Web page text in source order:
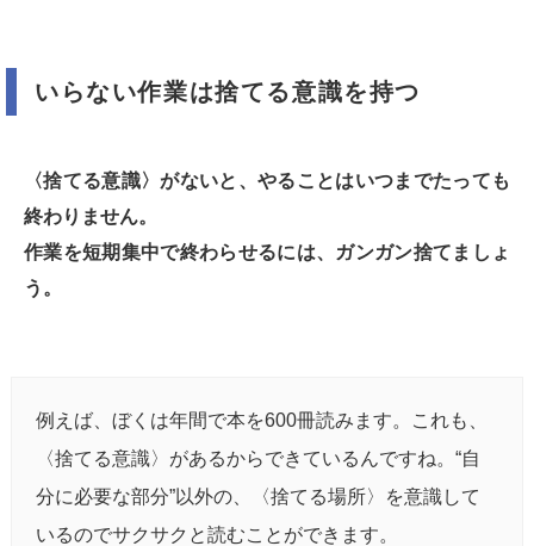
いらない作業は捨てる意識を持つ
〈捨てる意識〉がないと、やることはいつまでたっても
終わりません。
作業を短期集中で終わらせるには、ガンガン捨てましょ
う。
例えば、ぼくは年間で本を600冊読みます。これも、
〈捨てる意識〉があるからできているんですね。“自
分に必要な部分”以外の、〈捨てる場所〉を意識して
いるのでサクサクと読むことができます。